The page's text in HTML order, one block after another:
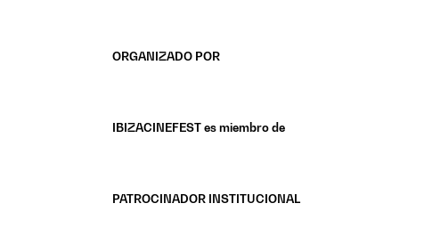
ORGANIZADO POR
IBIZACINEFEST es miembro de
PATROCINADOR INSTITUCIONAL